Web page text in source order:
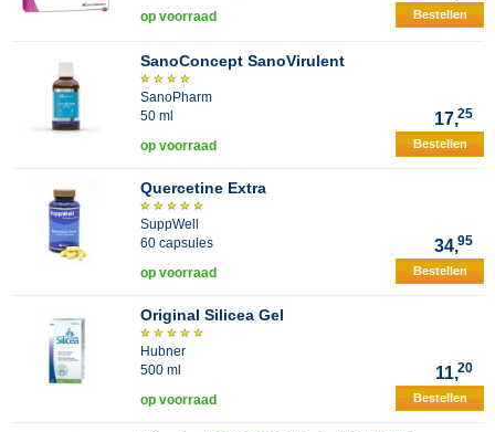
op voorraad Bestellen
SanoConcept SanoVirulent
SanoPharm
50 ml
17,25
op voorraad Bestellen
Quercetine Extra
SuppWell
60 capsules
34,95
op voorraad Bestellen
Original Silicea Gel
Hubner
500 ml
11,20
op voorraad Bestellen